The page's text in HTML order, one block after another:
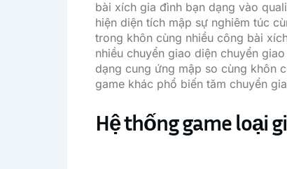
bài xích gia đình bạn dạng vào
hiện diện tích mập sự nghiêm túc
trong khôn cùng nhiều công bài
nhiều chuyển giao diện chuyển
dạng cung ứng mập so cùng khôn
game khác phổ biến tăm chuyển
Hệ thống game loại